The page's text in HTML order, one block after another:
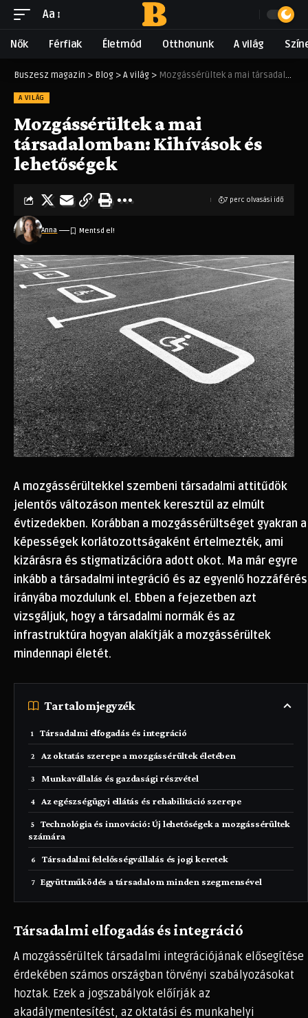
Aa
Nők Férfiak Életmód Otthonunk A világ
Buszesz magazin > Blog >A világ > Mozgássérültek a mai társadalomban: Kihívások és lehetőségek
A VILÁG
Mozgássérültek a mai
társadalomban: Kihívások és
lehetőségek
Anna
7 perc olvasási idő
A mozgássérültekkel szembeni társadalmi attitűdök
jelentős változáson mentek keresztül az elmúlt
évtizedekben. Korábban a mozgássérültséget gyakran a
képességek korlátozottságaként értelmezték, ami
kizárásra és stigmatizációra adott okot. Ma már egyre
inkább a társadalmi integráció és az egyenlő hozzáférés
irányába mozdulunk el. Ebben a fejezetben azt
vizsgáljuk, hogy a társadalmi normák és az
infrastruktúra hogyan alakítják a mozgássérültek
mindennapi életét.
Tartalomjegyzék
Társadalmi elfogadás és integráció
Az oktatás szerepe a mozgássérültek életében
Munkavállalás és gazdasági részvétel
Az egészségügyi ellátás és rehabilitáció szerepe
Technológia és innováció: Új lehetőségek a mozgássérültek
számára
Társadalmi felelősségvállalás és jogi keretek
Együttműködés a társadalom minden szegmensével
Társadalmi elfogadás és integráció
A mozgássérültek társadalmi integrációjának elősegítése
érdekében számos országban törvényi szabályozásokat
hoztak. Ezek a jogszabályok előírják az
akadálymentesítést, az oktatási és munkahelyi